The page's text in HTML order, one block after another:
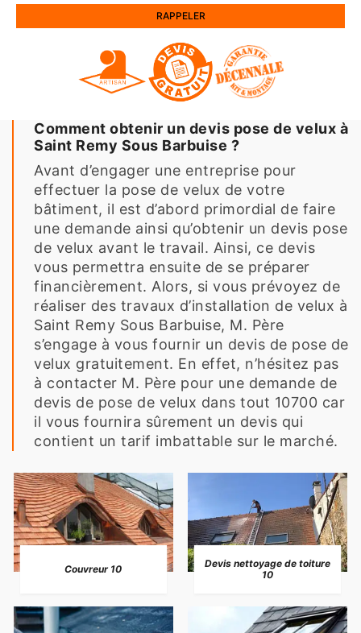
Comment obtenir un devis pose de velux à
Saint Remy Sous Barbuise ?
Avant d’engager une entreprise pour
effectuer la pose de velux de votre
bâtiment, il est d’abord primordial de faire
une demande ainsi qu’obtenir un devis pose
de velux avant le travail. Ainsi, ce devis
vous permettra ensuite de se préparer
financièrement. Alors, si vous prévoyez de
réaliser des travaux d’installation de velux à
Saint Remy Sous Barbuise, M. Père
s’engage à vous fournir un devis de pose de
velux gratuitement. En effet, n’hésitez pas
à contacter M. Père pour une demande de
devis de pose de velux dans tout 10700 car
il vous fournira sûrement un devis qui
contient un tarif imbattable sur le marché.
Couvreur 10
Devis nettoyage de toiture
10